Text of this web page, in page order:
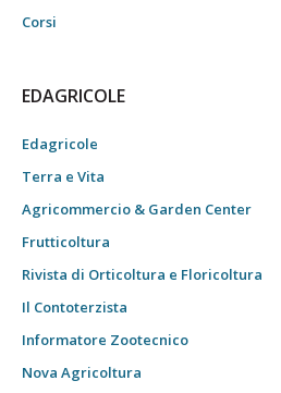
Corsi
EDAGRICOLE
Edagricole
Terra e Vita
Agricommercio & Garden Center
Frutticoltura
Rivista di Orticoltura e Floricoltura
Il Contoterzista
Informatore Zootecnico
Nova Agricoltura